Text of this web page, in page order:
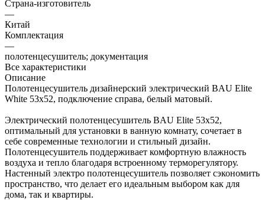
Страна-изготовитель
—
Китай
Комплектация
—
полотенцесушитель; документация
Все характеристики
Описание
Полотенцесушитель дизайнерский электрический BAU Elite
White 53х52, подключение справа, белый матовый.
Электрический полотенцесушитель BAU Elite 53х52,
оптимальный для установки в ванную комнату, сочетает в
себе современные технологии и стильный дизайн.
Полотенцесушитель поддерживает комфортную влажность
воздуха и тепло благодаря встроенному терморегулятору.
Настенный электро полотенцесушитель позволяет сэкономить
пространство, что делает его идеальным выбором как для
дома, так и квартиры.